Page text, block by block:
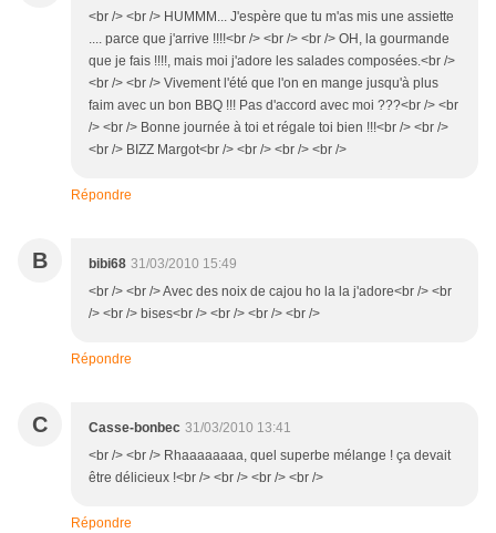
<br /> <br /> HUMMM... J'espère que tu m'as mis une assiette
.... parce que j'arrive !!!!<br /> <br /> <br /> OH, la gourmande
que je fais !!!!, mais moi j'adore les salades composées.<br />
<br /> <br /> Vivement l'été que l'on en mange jusqu'à plus
faim avec un bon BBQ !!! Pas d'accord avec moi ???<br /> <br
/> <br /> Bonne journée à toi et régale toi bien !!!<br /> <br />
<br /> BIZZ Margot<br /> <br /> <br /> <br />
Répondre
B bibi68 31/03/2010 15:49
<br /> <br /> Avec des noix de cajou ho la la j'adore<br /> <br
/> <br /> bises<br /> <br /> <br /> <br />
Répondre
C Casse-bonbec 31/03/2010 13:41
<br /> <br /> Rhaaaaaaaa, quel superbe mélange ! ça devait
être délicieux !<br /> <br /> <br /> <br />
Répondre